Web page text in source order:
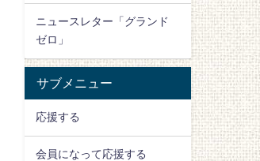
ニュースレター「グランド
ゼロ」
サブメニュー
応援する
会員になって応援する